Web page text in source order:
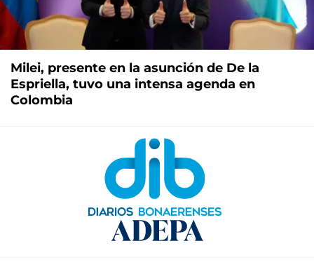
Milei, presente en la asunción de De la
Espriella, tuvo una intensa agenda en
Colombia